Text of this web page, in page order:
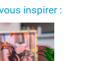
inspirer :